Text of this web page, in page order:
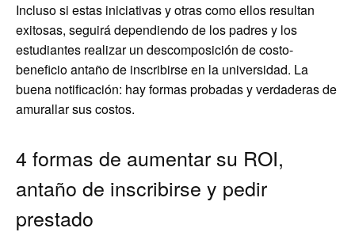
Incluso si estas iniciativas y otras como ellos resultan
exitosas, seguirá dependiendo de los padres y los
estudiantes realizar un descomposición de costo-
beneficio antaño de inscribirse en la universidad. La
buena notificación: hay formas probadas y verdaderas de
amurallar sus costos.
4 formas de aumentar su ROI,
antaño de inscribirse y pedir
prestado